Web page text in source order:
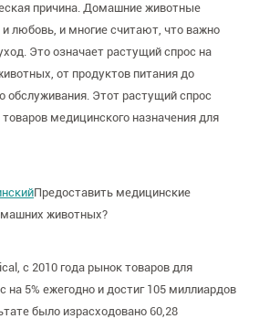
причина. Домашние животные
любовь, и многие считают, что важно
Это означает растущий спрос на
от продуктов питания до
обслуживания. Этот растущий спрос
медицинского назначения для
Предоставить медицинские
животных?
с 2010 года рынок товаров для
5% ежегодно и достиг 105 миллиардов
было израсходовано 60,28